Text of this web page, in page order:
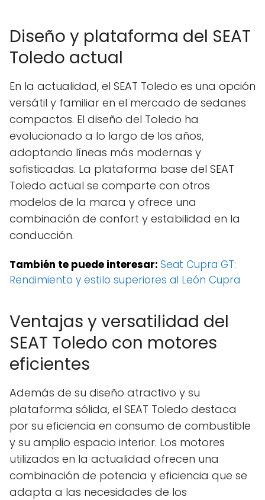
Diseño y plataforma del SEAT
Toledo actual
En la actualidad, el SEAT Toledo es una opción
versátil y familiar en el mercado de sedanes
compactos. El diseño del Toledo ha
evolucionado a lo largo de los años,
adoptando líneas más modernas y
sofisticadas. La plataforma base del SEAT
Toledo actual se comparte con otros
modelos de la marca y ofrece una
combinación de confort y estabilidad en la
conducción.
También te puede interesar: Seat Cupra GT:
Rendimiento y estilo superiores al León Cupra
Ventajas y versatilidad del
SEAT Toledo con motores
eficientes
Además de su diseño atractivo y su
plataforma sólida, el SEAT Toledo destaca
por su eficiencia en consumo de combustible
y su amplio espacio interior. Los motores
utilizados en la actualidad ofrecen una
combinación de potencia y eficiencia que se
adapta a las necesidades de los